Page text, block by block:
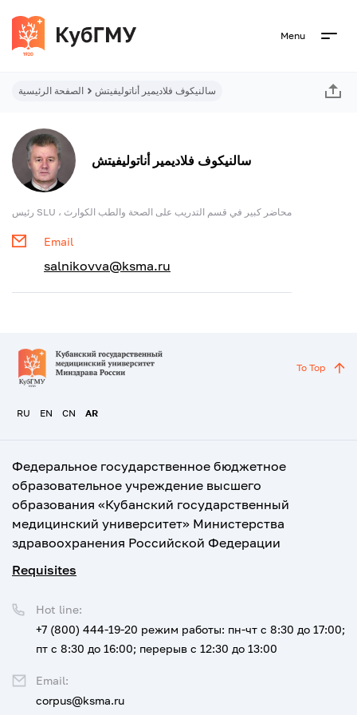
Menu
الصفحة الرئيسية سالنيكوف فلاديمير أناتوليفيتش
سالنيكوف فلاديمير أناتوليفيتش
رئيس SLU ، محاضر كبير في قسم التدريب على الصحة والطب الكوارث
Email
salnikovva@ksma.ru
RU EN CN AR
To Top
Федеральное государственное бюджетное
образовательное учреждение высшего
образования «Кубанский государственный
медицинский университет» Министерства
здравоохранения Российской Федерации
Requisites
Hot line:
+7 (800) 444-19-20 режим работы: пн-чт с 8:30 до 17:00;
пт с 8:30 до 16:00; перерыв с 12:30 до 13:00
Email:
corpus@ksma.ru